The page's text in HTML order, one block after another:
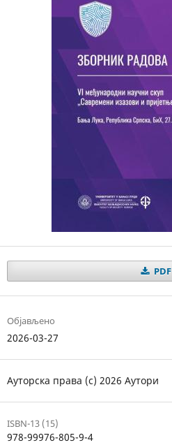
PDF
Објављено
2026-03-27
Ауторска права (c) 2026 Аутори
ISBN-13 (15)
978-99976-805-9-4